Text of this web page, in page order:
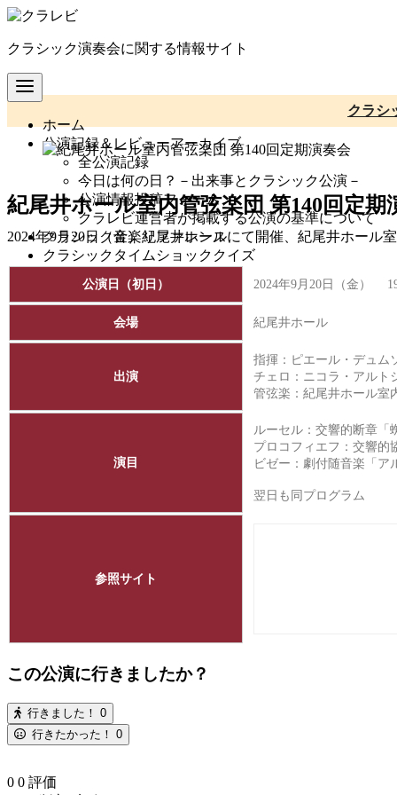
コ
テ
ン
ツ
移
クラシック演奏会に関する情報サイト
ホーム
公演記録＆レビューアーカイブ
全公演記録
今日は何の日？－出来事とクラシック公演－
公演情報投稿フォーム
クラレビ運営者が掲載する公演の基準について
クラシック音楽リファレンス
クラシックタイムショッククイズ
クラシ
紀尾井ホール室内管弦楽団 第140回定期
2024年9月20日（金）紀尾井ホールにて開催、紀尾井ホール
公演日（初日） 2024年9月20日（金）
会場 紀尾井ホール
出演
指揮：ピエール・デュム
チェロ：ニコラ・アルト
管弦楽：紀尾井ホール室
演目
ルーセル：交響的断章「
プロコフィエフ：交響的
ビゼー：劇付随音楽「ア
翌日も同プログラム
参照サイト
この公演に行きましたか？
行きました！ 0
行きたかった！ 0
0 0 評価